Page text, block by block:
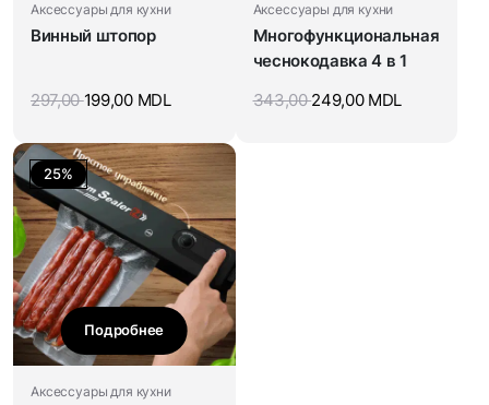
Аксессуары для кухни
Винный штопор
297,00199,00 MDL
Аксессуары для кухни
Многофункциональная
чеснокодавка 4 в 1
343,00249,00 MDL
25%
Подробнее
Аксессуары для кухни